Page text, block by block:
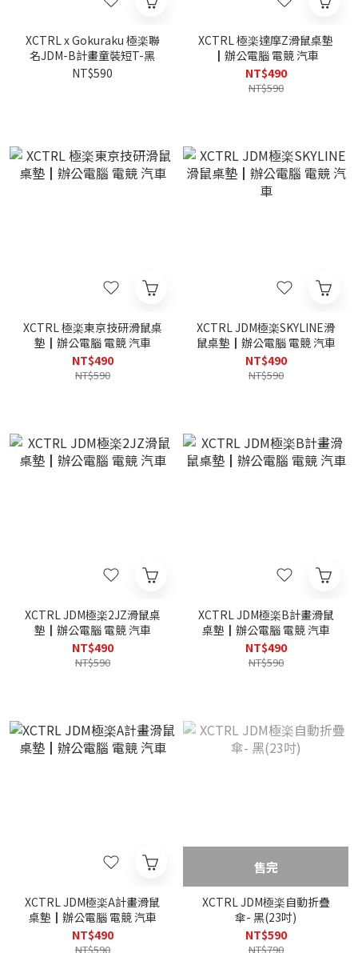
XCTRL x Gokuraku 極楽聯
名JDM-B計畫童裝短T-黑
NT$590
XCTRL 極楽達摩Z滑鼠桌墊
┃辦公電腦 電競 汽車
NT$490
NT$590
XCTRL 極楽東京技研滑鼠桌
墊┃辦公電腦 電競 汽車
NT$490
NT$590
XCTRL JDM極楽SKYLINE滑
鼠桌墊┃辦公電腦 電競 汽車
NT$490
NT$590
XCTRL JDM極楽2JZ滑鼠桌
墊┃辦公電腦 電競 汽車
NT$490
NT$590
XCTRL JDM極楽B計畫滑鼠
桌墊┃辦公電腦 電競 汽車
NT$490
NT$590
XCTRL JDM極楽A計畫滑鼠
桌墊┃辦公電腦 電競 汽車
NT$490
NT$590
售完
XCTRL JDM極楽自動折疊
傘- 黑(23吋)
NT$590
NT$790